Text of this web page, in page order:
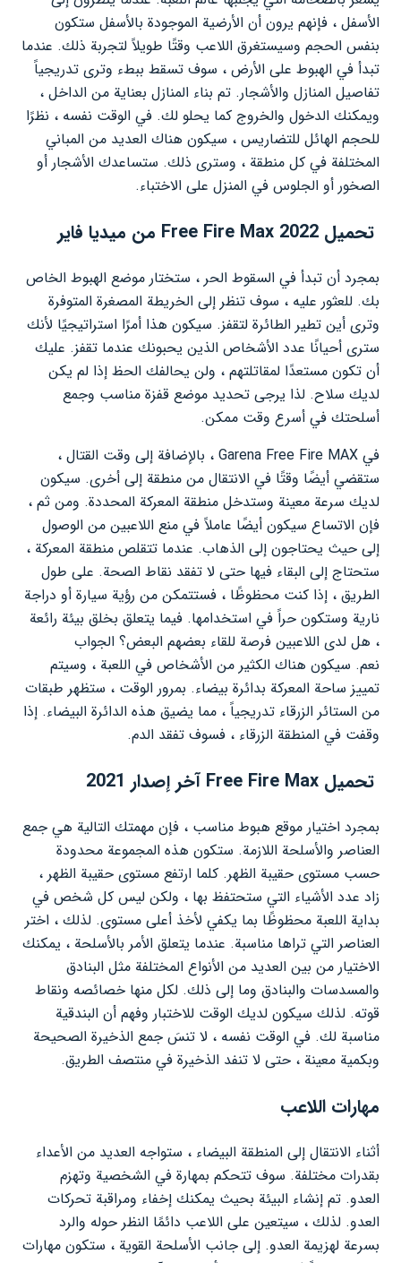
الأسفل ، فإنهم يرون أن الأرضية الموجودة بالأسفل ستكون
بنفس الحجم وسيستغرق اللاعب وقتًا طويلاً لتجربة ذلك. عندما
تبدأ في الهبوط على الأرض ، سوف تسقط ببطء وترى تدريجياً
تفاصيل المنازل والأشجار. تم بناء المنازل بعناية من الداخل ،
ويمكنك الدخول والخروج كما يحلو لك. في الوقت نفسه ، نظرًا
للحجم الهائل للتضاريس ، سيكون هناك العديد من المباني
المختلفة في كل منطقة ، وسترى ذلك. ستساعدك الأشجار أو
الصخور أو الجلوس في المنزل على الاختباء.
تحميل Free Fire Max 2022 من ميديا فاير
بمجرد أن تبدأ في السقوط الحر ، ستختار موضع الهبوط الخاص
بك. للعثور عليه ، سوف تنظر إلى الخريطة المصغرة المتوفرة
وترى أين تطير الطائرة لتقفز. سيكون هذا أمرًا استراتيجيًا لأنك
سترى أحيانًا عدد الأشخاص الذين يحبونك عندما تقفز. عليك
أن تكون مستعدًا لمقاتلتهم ، ولن يحالفك الحظ إذا لم يكن
لديك سلاح. لذا يرجى تحديد موضع قفزة مناسب وجمع
أسلحتك في أسرع وقت ممكن.
في Garena Free Fire MAX ، بالإضافة إلى وقت القتال ،
ستقضي أيضًا وقتًا في الانتقال من منطقة إلى أخرى. سيكون
لديك سرعة معينة وستدخل منطقة المعركة المحددة. ومن ثم ،
فإن الاتساع سيكون أيضًا عاملاً في منع اللاعبين من الوصول
إلى حيث يحتاجون إلى الذهاب. عندما تتقلص منطقة المعركة ،
ستحتاج إلى البقاء فيها حتى لا تفقد نقاط الصحة. على طول
الطريق ، إذا كنت محظوظًا ، فستتمكن من رؤية سيارة أو دراجة
نارية وستكون حراً في استخدامها. فيما يتعلق بخلق بيئة رائعة
، هل لدى اللاعبين فرصة للقاء بعضهم البعض؟ الجواب
نعم. سيكون هناك الكثير من الأشخاص في اللعبة ، وسيتم
تمييز ساحة المعركة بدائرة بيضاء. بمرور الوقت ، ستظهر طبقات
من الستائر الزرقاء تدريجياً ، مما يضيق هذه الدائرة البيضاء. إذا
وقفت في المنطقة الزرقاء ، فسوف تفقد الدم.
تحميل Free Fire Max آخر إصدار 2021
بمجرد اختيار موقع هبوط مناسب ، فإن مهمتك التالية هي جمع
العناصر والأسلحة اللازمة. ستكون هذه المجموعة محدودة
حسب مستوى حقيبة الظهر. كلما ارتفع مستوى حقيبة الظهر ،
زاد عدد الأشياء التي ستحتفظ بها ، ولكن ليس كل شخص في
بداية اللعبة محظوظًا بما يكفي لأخذ أعلى مستوى. لذلك ، اختر
العناصر التي تراها مناسبة. عندما يتعلق الأمر بالأسلحة ، يمكنك
الاختيار من بين العديد من الأنواع المختلفة مثل البنادق
والمسدسات والبنادق وما إلى ذلك. لكل منها خصائصه ونقاط
قوته. لذلك سيكون لديك الوقت للاختبار وفهم أن البندقية
مناسبة لك. في الوقت نفسه ، لا تنسَ جمع الذخيرة الصحيحة
وبكمية معينة ، حتى لا تنفد الذخيرة في منتصف الطريق.
مهارات اللاعب
أثناء الانتقال إلى المنطقة البيضاء ، ستواجه العديد من الأعداء
بقدرات مختلفة. سوف تتحكم بمهارة في الشخصية وتهزم
العدو. تم إنشاء البيئة بحيث يمكنك إخفاء ومراقبة تحركات
العدو. لذلك ، سيتعين على اللاعب دائمًا النظر حوله والرد
بسرعة لهزيمة العدو. إلى جانب الأسلحة القوية ، ستكون مهارات